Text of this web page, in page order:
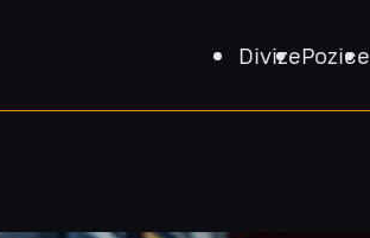
DivizePozice